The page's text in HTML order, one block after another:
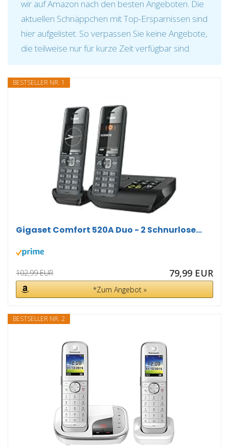
wir auf Amazon nach den besten Angeboten. Die
aktuellen Schnäppchen mit Top-Ersparnissen sind
hier aufgelistet. So verpassen Sie keine Angebote,
die teilweise nur für kurze Zeit verfügbar sind.
BESTSELLER NR. 1
Gigaset Comfort 520A Duo - 2 Schnurlose...
102,99 EUR 79,99 EUR
*Zum Angebot »
BESTSELLER NR. 2